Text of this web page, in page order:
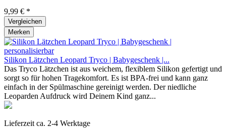
9,99 € *
Vergleichen
Merken
Silikon Lätzchen Leopard Tryco | Babygeschenk |...
Das Tryco Lätzchen ist aus weichem, flexiblem Silikon gefertigt und
sorgt so für hohen Tragekomfort. Es ist BPA-frei und kann ganz
einfach in der Spülmaschine gereinigt werden. Der niedliche
Leoparden Aufdruck wird Deinem Kind ganz...
Lieferzeit ca. 2-4 Werktage